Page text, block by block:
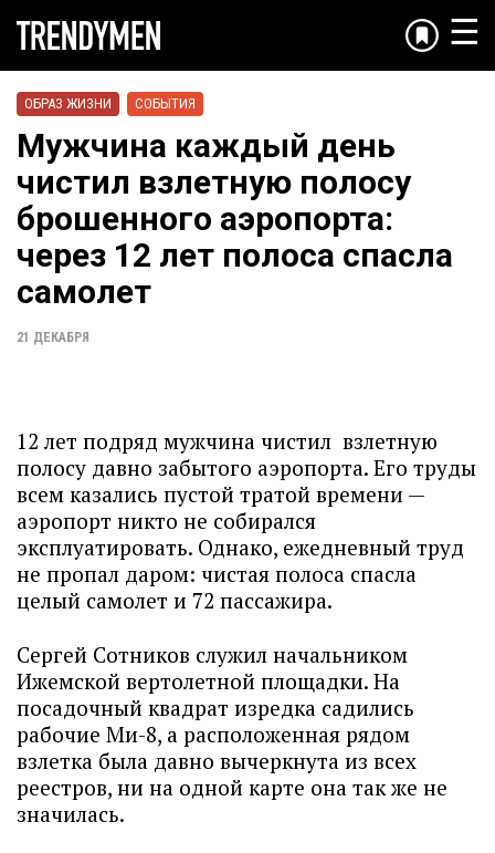
☰
ОБРАЗ ЖИЗНИ СОБЫТИЯ
Мужчина каждый день
чистил взлетную полосу
брошенного аэропорта:
через 12 лет полоса спасла
самолет
21 ДЕКАБРЯ
12 лет подряд мужчина чистил взлетную
полосу давно забытого аэропорта. Его труды
всем казались пустой тратой времени —
аэропорт никто не собирался
эксплуатировать. Однако, ежедневный труд
не пропал даром: чистая полоса спасла
целый самолет и 72 пассажира.
Сергей Сотников служил начальником
Ижемской вертолетной площадки. На
посадочный квадрат изредка садились
рабочие Ми-8, а расположенная рядом
взлетка была давно вычеркнута из всех
реестров, ни на одной карте она так же не
значилась.